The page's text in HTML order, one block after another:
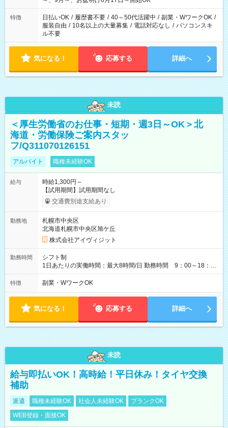
特徴 日払いOK / 履歴書不要 / 40～50代活躍中 / 副業・WワークOK /
服装自由 / 10名以上の大量募集 / 電話対応なし / パソコンスキ
ル不要
気になる！ 応募する 詳細へ
未読
＜厚生労働省のお仕事・短期・週3日～OK＞北
海道・労働保険ご案内スタッ
フ/Q311070126151
アルバイト 職種未経験OK
給与
時給1,300円～
【試用期間】試用期間なし
交通費別途支給あり
勤務地
札幌市中央区
北海道札幌市中央区旭ケ丘
株式会社アイヴィジット
勤務時間
シフト制
1日あたりの実働時間：最大8時間/日 勤務時間 9：00～18：
00(実働8h、休憩1h) 土日祝含む週3日～OK、シフト制 ※もちろ
ん週5日勤務もOK♪ 勤務期間：2026年8月12日～9月9日※リスト
特徴 副業・WワークOK
気になる！ 応募する 詳細へ
未読
給与即払いOK！高時給！平日休み！タイヤ交換
補助
派遣 職種未経験OK 社会人未経験OK
ブランクOK
WEB登録・面接OK